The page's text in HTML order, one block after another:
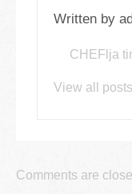
Written by
CHEFlja
View all
Comments are